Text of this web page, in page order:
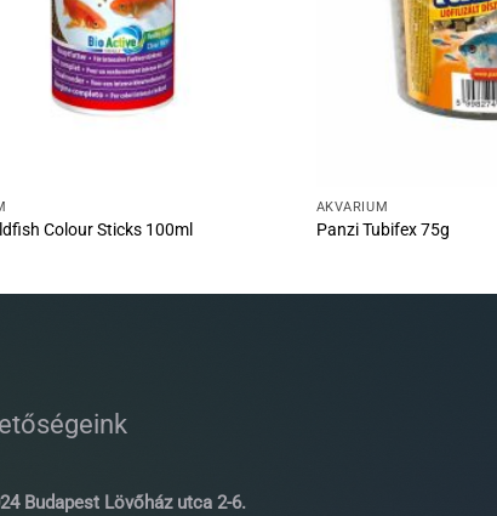
Colour Sticks 100ml
AKVÁRIUM
Panzi Tubifex 75g
Budapest Lövőház utca 2-6.